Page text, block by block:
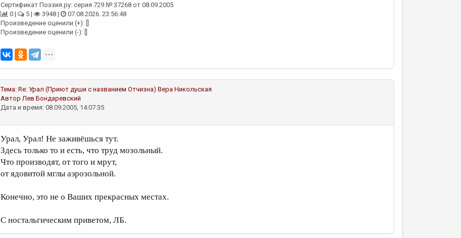
Сертификат Поэзия.ру: серия 729 № 37268 от 08.09.2005
0 |
5 | 3948 |
07.08.2026. 23:56:48
Произведение оценили (+): []
Произведение оценили (-): []
Тема: Re: Урал (Приют души с названием Отчизна) Вера Никольская
Автор Лев Бондаревский
Дата и время: 08.09.2005, 14:07:35
Урал, Урал! Не заживёшься тут.
Здесь только то и есть, что труд мозольный.
Что производят, от того и мрут,
от ядовитой мглы аэрозольной.
Конечно, это не о Ваших прекрасных местах.
С ностальгическим приветом, ЛБ.